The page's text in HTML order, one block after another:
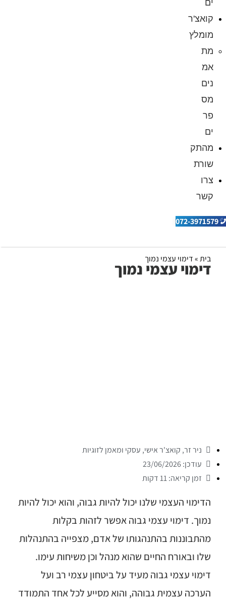
ים
קואצ'ר
מומלץ
מת
אמ
נים
מס
פר
ים
מהתק
שורת
צרו
קשר
072-3971579
בית»דימוי עצמי נמוך
דימוי עצמי נמוך
ניר זר, קואצ'ר אישי, עסקי ומאמן לזוגיות
עודכן: 23/06/2026
זמן קריאה: 11 דקות
הדימוי העצמי שלנו יכול להיות גבוה, והוא יכול להיות
נמוך. דימוי עצמי גבוה אפשר לזהות בקלות
מהתבוננות בהתנהגותו של אדם, מצפייה בהתנהלות
שלו ובאורח החיים שהוא מנהל וכן משיחות עימו.
דימוי עצמי גבוה מעיד על ביטחון עצמי רב ועל
הערכה עצמית גבוהה, והוא מסייע לכל אחד התמודד